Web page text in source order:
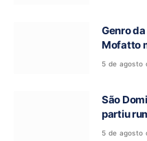
Genro
Mofatto
na BR-
5 de agosto
São
partiu
Romaria
5 de agosto